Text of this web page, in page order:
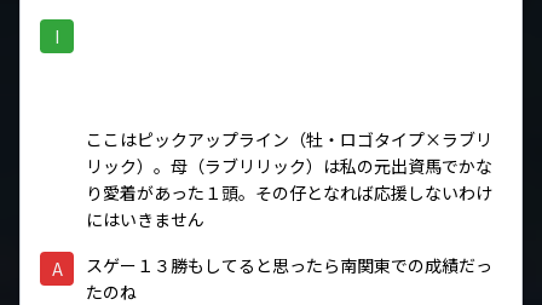
I
ここはピックアップライン（牡・ロゴタイプ×ラブリ
リック）。母（ラブリリック）は私の元出資馬でかな
り愛着があった１頭。その仔となれば応援しないわけ
にはいきません
A
スゲー１３勝もしてると思ったら南関東での成績だっ
たのね